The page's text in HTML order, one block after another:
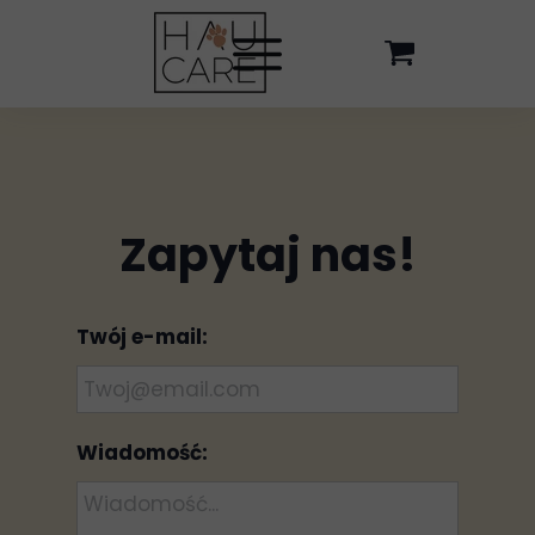
Zapytaj nas!
Twój e-mail:
Wiadomość: